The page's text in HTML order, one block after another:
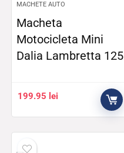
MACHETE AUTO
Macheta
Motocicleta Mini
Dalia Lambretta 125
199.95 lei